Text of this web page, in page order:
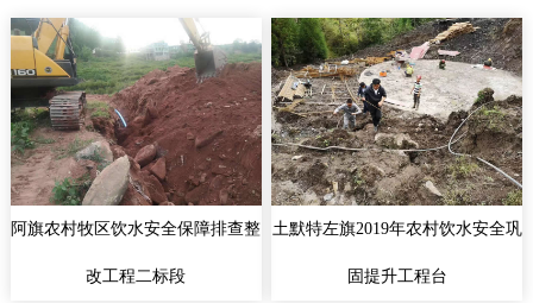
阿旗农村牧区饮水安全保障排查整
改工程二标段
土默特左旗2019年农村饮水安全巩
固提升工程台